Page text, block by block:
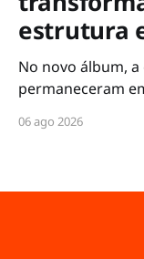
estrutura
No novo álbum,
permaneceram
06 ago 2026